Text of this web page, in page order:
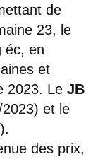
de
23, le
éc, en
et
2023. Le JB
et le
des prix,